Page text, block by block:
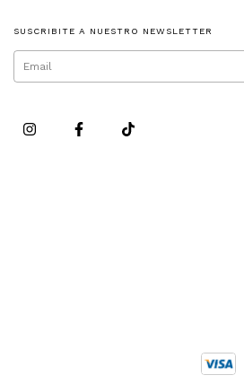
SUSCRIBITE A NUESTRO NEWSLETTER